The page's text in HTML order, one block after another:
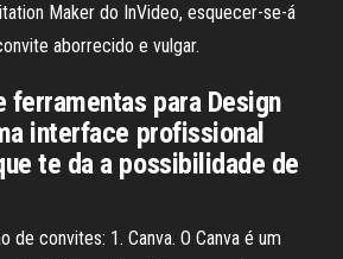
Maker do InVideo, esquecer-se-á
aborrecido e vulgar.
ferramentas para Design
interface profissional
te da a possibilidade de
de convites: 1. Canva. O Canva é um